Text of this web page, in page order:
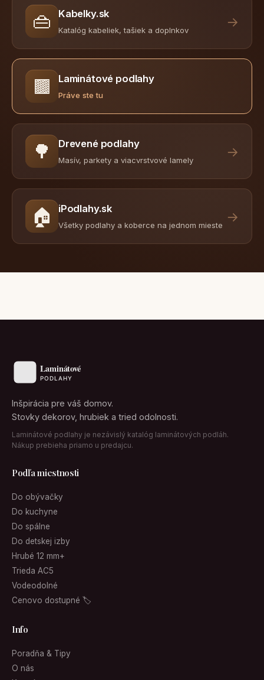
👜 Kabelky.sk
Katalóg kabeliek, tašiek a doplnkov
→
🟫 Laminátové podlahy
Práve ste tu
🌳 Drevené podlahy
Masív, parkety a viacvrstvové lamely
→
🏠 iPodlahy.sk
Všetky podlahy a koberce na jednom mieste
→
Inšpirácia pre váš domov.
Stovky dekorov, hrubiek a tried odolnosti.
Laminátové podlahy je nezávislý katalóg laminátových podláh.
Nákup prebieha priamo u predajcu.
Podľa miestnosti
Do obývačky
Do kuchyne
Do spálne
Do detskej izby
Hrubé 12 mm+
Trieda AC5
Vodeodolné
Cenovo dostupné 🏷
Info
Poradňa & Tipy
O nás